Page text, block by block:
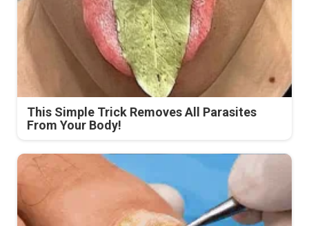
This Simple Trick Removes All Parasites
From Your Body!